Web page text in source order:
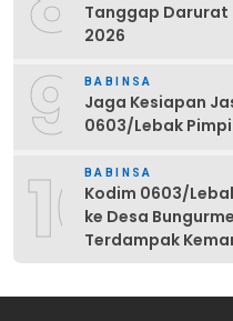
Tanggap Darurat
2026
9 BABINSA
Jaga Kesiapan
0603/Lebak
10BABINSA
Kodim 0603/
ke Desa
Terdampak